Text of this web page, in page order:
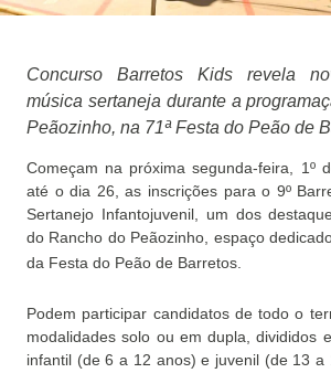
Concurso Barretos Kids revela
música sertaneja durante a
Peãozinho, na 71ª Festa do Peão de
Começam na próxima segunda-feira, 1º
até o dia 26, as inscrições para o 9º
Sertanejo Infantojuvenil, um dos
do Rancho do Peãozinho, espaço
da Festa do Peão de Barretos.
Podem participar candidatos de todo o
modalidades solo ou em dupla, divididos
infantil (de 6 a 12 anos) e juvenil (de 13 a